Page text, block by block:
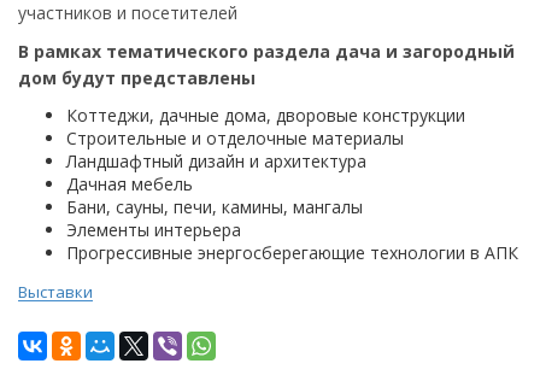
участников и посетителей
В рамках тематического раздела дача и загородный
дом будут представлены
Коттеджи, дачные дома, дворовые конструкции
Строительные и отделочные материалы
Ландшафтный дизайн и архитектура
Дачная мебель
Бани, сауны, печи, камины, мангалы
Элементы интерьера
Прогрессивные энергосберегающие технологии в АПК
Выставки